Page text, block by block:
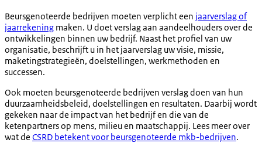
Beursgenoteerde bedrijven moeten verplicht een jaarverslag of
jaarrekening maken. U doet verslag aan aandeelhouders over de
ontwikkelingen binnen uw bedrijf. Naast het profiel van uw
organisatie, beschrijft u in het jaarverslag uw visie, missie,
maketingstrategieën, doelstellingen, werkmethoden en
successen.
Ook moeten beursgenoteerde bedrijven verslag doen van hun
duurzaamheidsbeleid, doelstellingen en resultaten. Daarbij wordt
gekeken naar de impact van het bedrijf en die van de
ketenpartners op mens, milieu en maatschappij. Lees meer over
wat de CSRD betekent voor beursgenoteerde mkb-bedrijven.